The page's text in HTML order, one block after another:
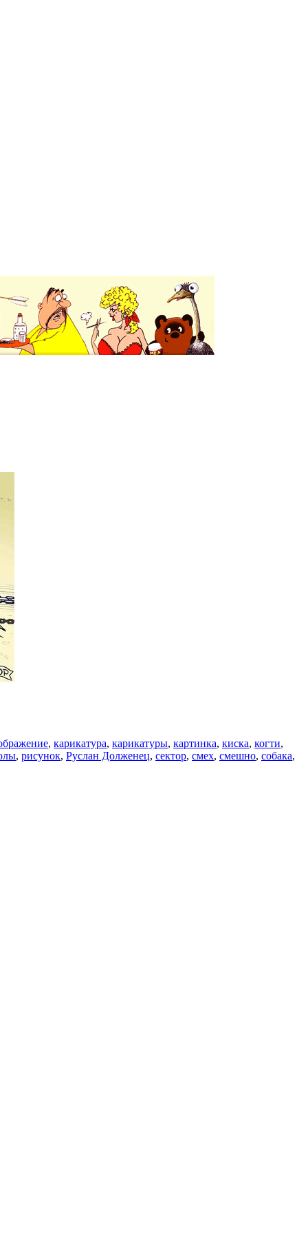
, карикатура, карикатуры, картинка, киска, когти,
, рисунок, Руслан Долженец, сектор, смех, смешно, собака,